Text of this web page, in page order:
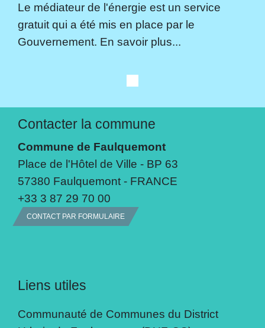
Le médiateur de l'énergie est un service
gratuit qui a été mis en place par le
Gouvernement. En savoir plus...
Contacter la commune
Commune de Faulquemont
Place de l'Hôtel de Ville - BP 63
57380 Faulquemont - FRANCE
+33 3 87 29 70 00
CONTACT PAR FORMULAIRE
Liens utiles
Communauté de Communes du District